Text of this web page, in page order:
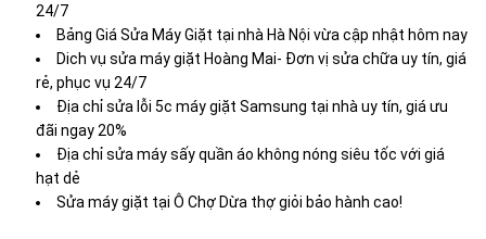
24/7
Bảng Giá Sửa Máy Giặt tại nhà Hà Nội vừa cập nhật hôm nay
Dich vụ sửa máy giặt Hoàng Mai- Đơn vị sửa chữa uy tín, giá
rẻ, phục vụ 24/7
Địa chỉ sửa lỗi 5c máy giặt Samsung tại nhà uy tín, giá ưu
đãi ngay 20%
Địa chỉ sửa máy sấy quần áo không nóng siêu tốc với giá
hạt dẻ
Sửa máy giặt tại Ô Chợ Dừa thợ giỏi bảo hành cao!